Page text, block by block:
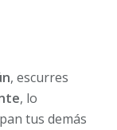
, escurres
, lo
tus demás